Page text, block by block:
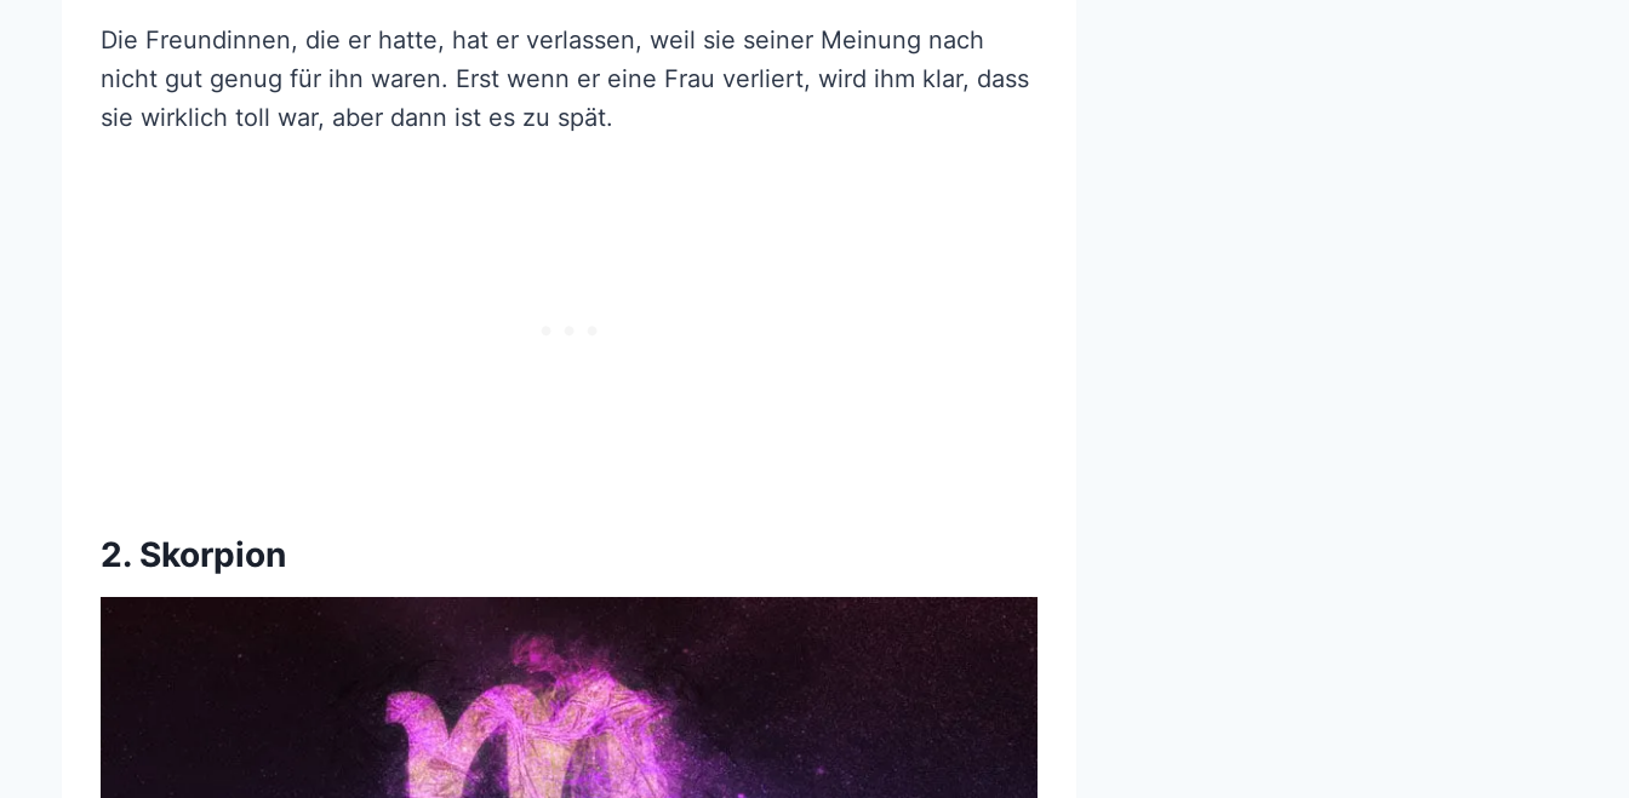
Die Freundinnen, die er hatte, hat er verlassen, weil sie seiner Meinung nach
nicht gut genug für ihn waren. Erst wenn er eine Frau verliert, wird ihm klar, dass
sie wirklich toll war, aber dann ist es zu spät.
2. Skorpion